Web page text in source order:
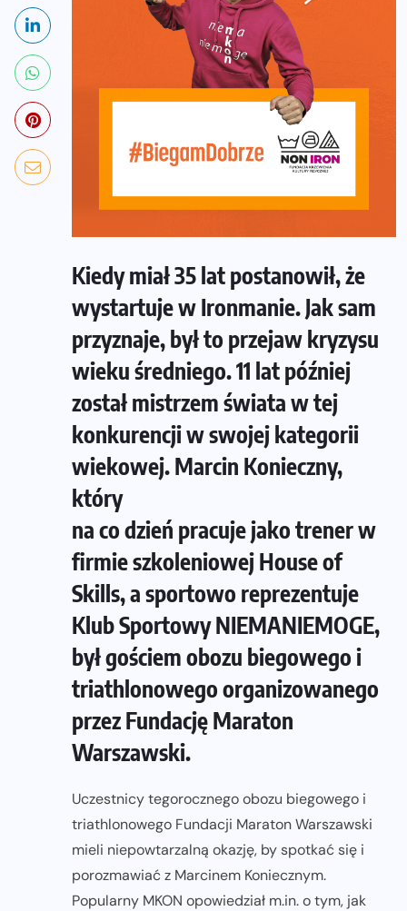
Kiedy miał 35 lat postanowił, że
wystartuje w Ironmanie. Jak sam
przyznaje, był to przejaw kryzysu
wieku średniego. 11 lat później
został mistrzem świata w tej
konkurencji w swojej kategorii
wiekowej. Marcin Konieczny,
który
na co dzień pracuje jako trener w
firmie szkoleniowej House of
Skills, a sportowo reprezentuje
Klub Sportowy NIEMANIEMOGE,
był gościem obozu biegowego i
triathlonowego organizowanego
przez Fundację Maraton
Warszawski.
Uczestnicy tegorocznego obozu biegowego i
triathlonowego Fundacji Maraton Warszawski
mieli niepowtarzalną okazję, by spotkać się i
porozmawiać z Marcinem Koniecznym.
Popularny MKON opowiedział m.in. o tym, jak